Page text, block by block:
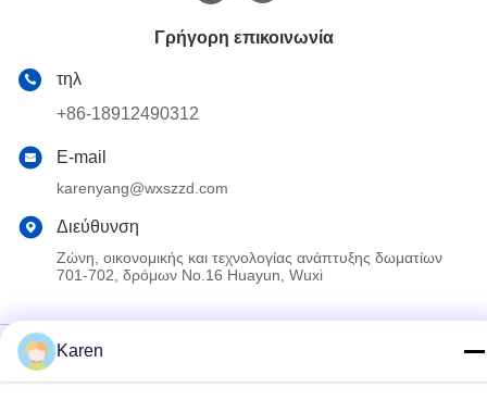
Γρήγορη επικοινωνία
τηλ
+86-18912490312
E-mail
karenyang@wxszzd.com
Διεύθυνση
Ζώνη, οικονομικής και τεχνολογίας ανάπτυξης δωματίων
701-702, δρόμων No.16 Huayun, Wuxi
Κίνα Καλό Ποιότητα Καυτή κόλλα λειωμένων μετάλλων PUR
Karen